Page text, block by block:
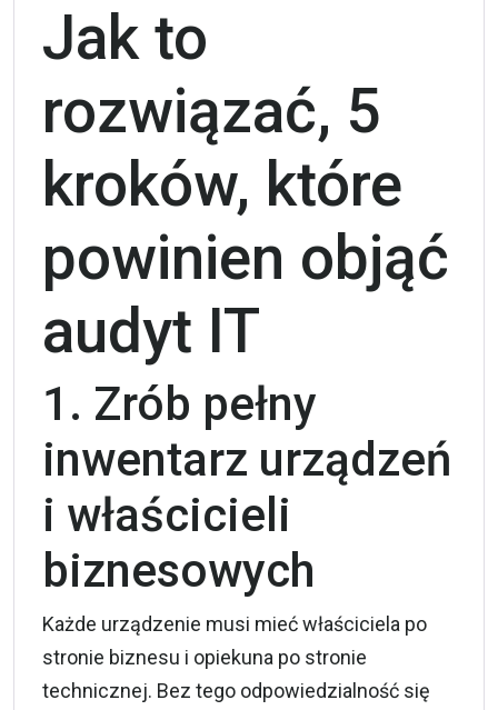
Jak to
rozwiązać, 5
kroków, które
powinien objąć
audyt IT
1. Zrób pełny
inwentarz urządzeń
i właścicieli
biznesowych
Każde urządzenie musi mieć właściciela po
stronie biznesu i opiekuna po stronie
technicznej. Bez tego odpowiedzialność się